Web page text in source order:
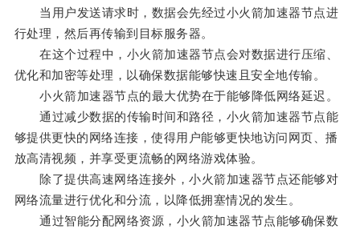
当用户发送请求时，数据会先经过小火箭加速器节点进
行处理，然后再传输到目标服务器。
在这个过程中，小火箭加速器节点会对数据进行压缩、
优化和加密等处理，以确保数据能够快速且安全地传输。
小火箭加速器节点的最大优势在于能够降低网络延迟。
通过减少数据的传输时间和路径，小火箭加速器节点能
够提供更快的网络连接，使得用户能够更快地访问网页、播
放高清视频，并享受更流畅的网络游戏体验。
除了提供高速网络连接外，小火箭加速器节点还能够对
网络流量进行优化和分流，以降低拥塞情况的发生。
通过智能分配网络资源，小火箭加速器节点能够确保数